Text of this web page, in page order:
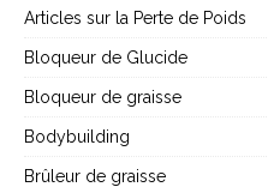
Articles sur la Perte de Poids
Bloqueur de Glucide
Bloqueur de graisse
Bodybuilding
Brûleur de graisse